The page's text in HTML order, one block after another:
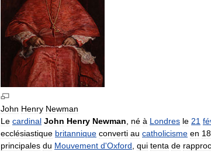
John Henry Newman
Le cardinal John Henry Newman né à Londres le 21
ecclésiastique britannique converti au catholicisme en
principales du Mouvement d'Oxford qui tenta de